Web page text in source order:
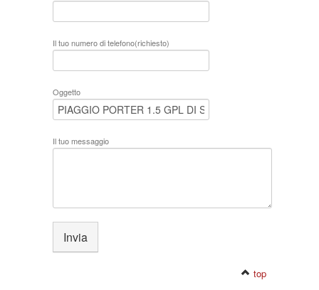
Il tuo numero di telefono(richiesto)
Oggetto
Il tuo messaggio
top